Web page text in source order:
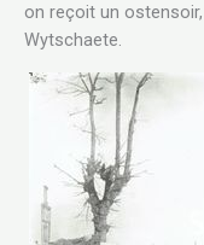
on reçoit un
Wytschaete.